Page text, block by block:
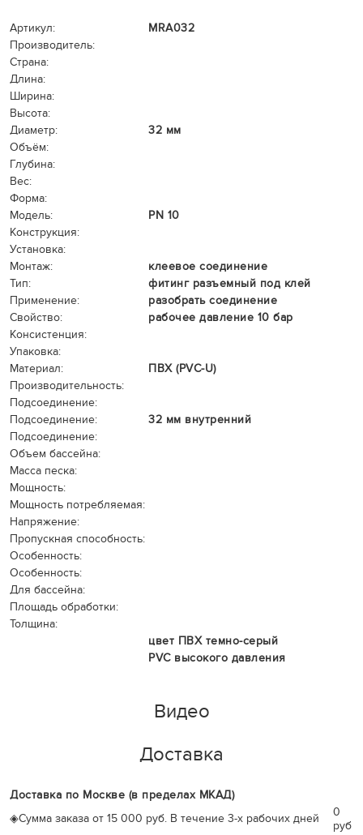
Артикул:
MRA032
Производитель:
Страна:
Длина:
Ширина:
Высота:
Диаметр:
32 мм
Объём:
Глубина:
Вес:
Форма:
Модель:
PN 10
Конструкция:
Установка:
Монтаж:
клеевое соединение
Тип:
фитинг разъемный под клей
Применение:
разобрать соединение
Свойство:
рабочее давление 10 бар
Консистенция:
Упаковка:
Материал:
ПВХ (PVC-U)
Производительность:
Подсоединение:
Подсоединение:
32 мм внутренний
Подсоединение:
Объем бассейна:
Масса песка:
Мощность:
Мощность потребляемая:
Напряжение:
Пропускная способность:
Особенность:
Особенность:
Для бассейна:
Площадь обработки:
Толщина:
цвет ПВХ темно-серый
PVC высокого давления
Видео
Доставка
Доставка по Москве (в пределах МКАД)
◈Сумма заказа от 15 000 руб. В течение 3-х рабочих дней
0
руб